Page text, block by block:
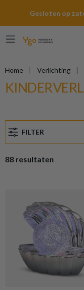
Gesloten op
Home Verlichting
FILTER
88 resultaten